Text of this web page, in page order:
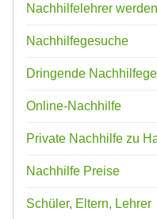
Nachhilfelehrer werden
Nachhilfegesuche
Dringende
Online-Nachhilfe
Private Nachhilfe zu
Nachhilfe Preise
Schüler, Eltern, Lehrer